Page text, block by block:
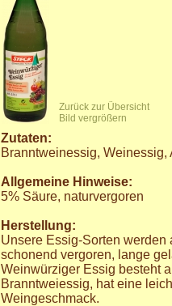
Zurück zur Übersicht
Bild vergrößern
Zutaten:
Branntweinessig,
Allgemeine Hinweise:
5% Säure, naturvergoren
Herstellung:
Unsere Essig-Sorten
schonend vergoren, lange
Weinwürziger Essig besteht
Branntweiessig, hat eine
Weingeschmack.